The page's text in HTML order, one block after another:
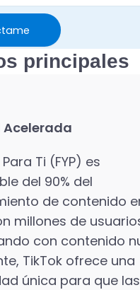
principales
Ti (FYP) es
del 90% del
de contenido
millones de
con contenido
TikTok ofrece una
única para que las